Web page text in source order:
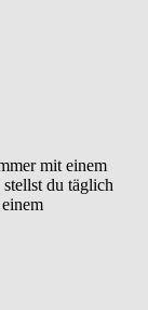
mit einem
du täglich
unter Beweis.
und hast
Uhr, befristet